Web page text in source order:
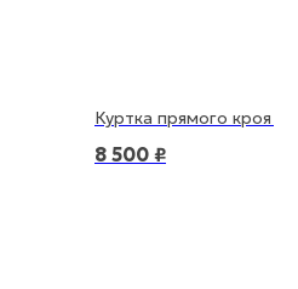
Куртка прямого кроя
8 500 ₽